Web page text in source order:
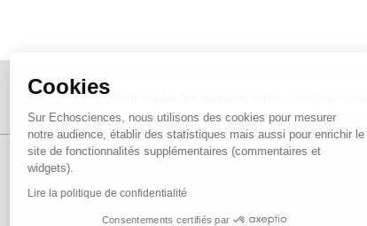
Cookies
Sur Echosciences, nous utilisons des cookies pour mesurer
notre audience, établir des statistiques mais aussi pour enrichir le
site de fonctionnalités supplémentaires (commentaires et
widgets).
Lire la politique de confidentialité
Consentements certifiés par